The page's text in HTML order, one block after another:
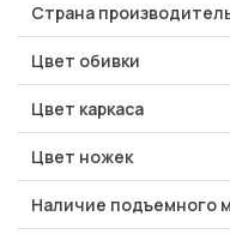
Страна
Цвет обивки
Цвет каркаса
Цвет ножек
Наличие подъемного